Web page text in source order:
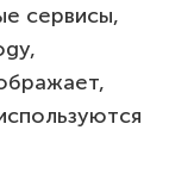
сервисы,